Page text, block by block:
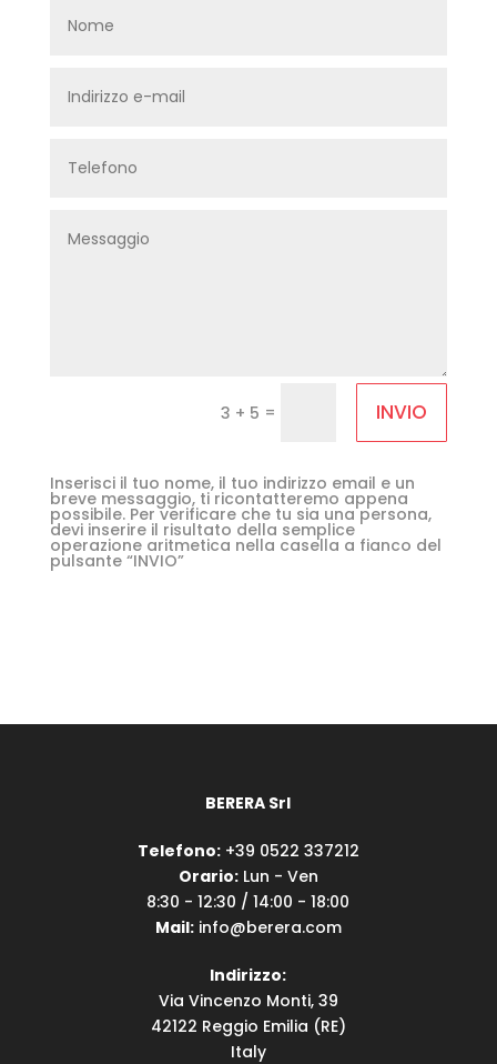
3 + 5 = INVIO
Inserisci il tuo nome, il tuo indirizzo email e un
breve messaggio, ti ricontatteremo appena
possibile. Per verificare che tu sia una persona,
devi inserire il risultato della semplice
operazione aritmetica nella casella a fianco del
pulsante “INVIO”
BERERA Srl
Telefono:+39 0522 337212
Orario:Lun - Ven
8:30 - 12:30 / 14:00 - 18:00
Mail:info@berera.com
Indirizzo:
Via Vincenzo Monti, 39
42122 Reggio Emilia (RE)
Italy